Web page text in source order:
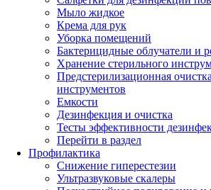
Мыло жидкое
Крема для рук
Уборка помещений
Бактерицидные облучатели и
Хранение стерильного
Предстерилизационная
инструментов
Емкости
Дезинфекция и очистка
Тесты эффективности
Перейти в раздел
Профилактика
Снижение гиперестезии
Ультразвуковые скалеры